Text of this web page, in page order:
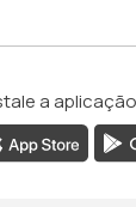
a aplicação